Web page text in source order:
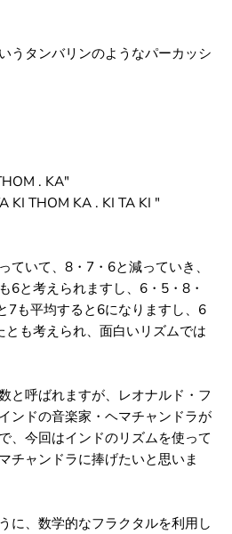
うタンバリンのようなパーカッシ
. KA"
KI THOM KA . KI TA KI "
ていて、8・7・6と減っていき、
6と考えられますし、6・5・8・
7も平均すると6になりますし、6
も考えられ、面白いリズムでは
と呼ばれますが、レオナルド・フ
ンドの音楽家・ヘマチャンドラが
、今回はインドのリズムを使って
チャンドラに捧げたいと思いま
に、数学的なフラクタルを利用し